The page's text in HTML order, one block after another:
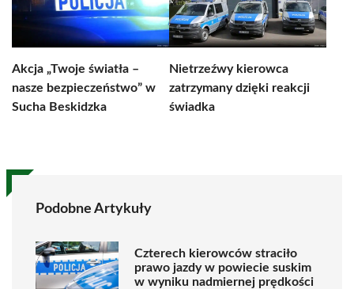
Akcja „Twoje światła –
nasze bezpieczeństwo” w
Sucha Beskidzka
Nietrzeźwy kierowca
zatrzymany dzięki reakcji
świadka
Podobne Artykuły
Czterech kierowców straciło
prawo jazdy w powiecie suskim
w wyniku nadmiernej prędkości